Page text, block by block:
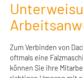
Zum Verbinden von
oftmals eine
können Sie ihre